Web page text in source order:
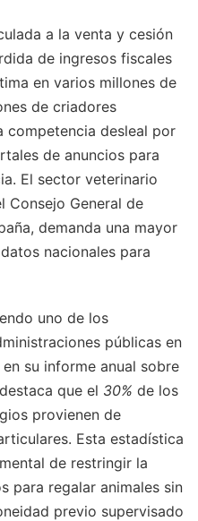
a la venta y cesión
de ingresos fiscales
en varios millones de
de criadores
competencia desleal por
de anuncios para
El sector veterinario
Consejo General de
demanda una mayor
nacionales para
uno de los
públicas en
su informe anual sobre
que el 30% de los
provienen de
Esta estadística
de restringir la
para regalar animales sin
previo supervisado